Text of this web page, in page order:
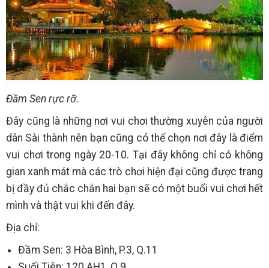
Đầm Sen rực rỡ.
Đây cũng là những nơi vui chơi thường xuyên của người
dân Sài thành nên bạn cũng có thể chọn nơi đây là điểm
vui chơi trong ngày 20-10. Tại đây không chỉ có không
gian xanh mát mà các trò chơi hiện đại cũng được trang
bị đầy đủ chắc chắn hai bạn sẽ có một buổi vui chơi hết
mình và thật vui khi đến đây.
Địa chỉ:
Đầm Sen: 3 Hòa Bình, P.3, Q.11